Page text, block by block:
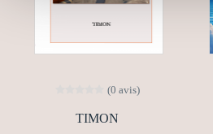
(0 avis)
TIMON